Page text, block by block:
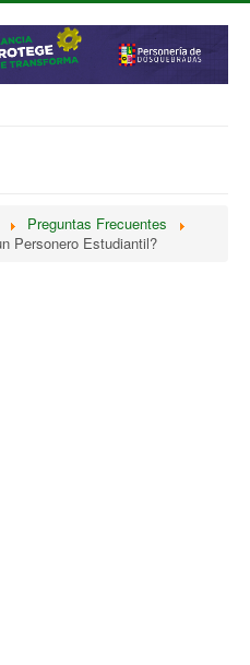
Trabajo
Preguntas Frecuentes
Personero Estudiantil?